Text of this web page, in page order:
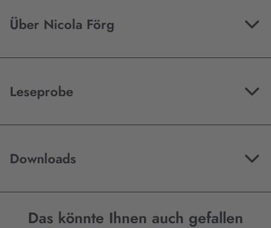
Über Nicola Förg
Leseprobe
Downloads
Das könnte Ihnen auch gefallen